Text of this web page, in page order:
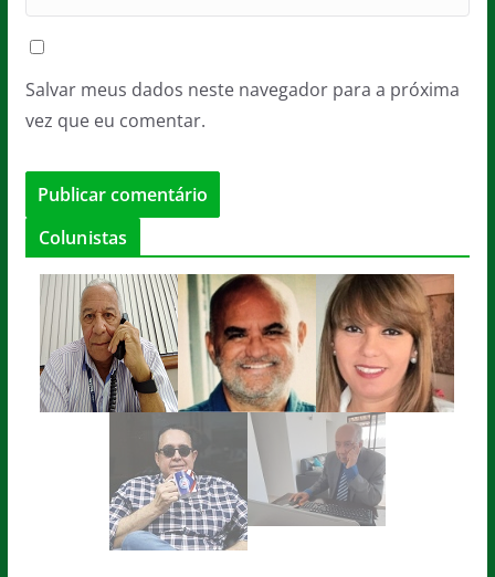
Salvar meus dados neste navegador para a próxima
vez que eu comentar.
Colunistas